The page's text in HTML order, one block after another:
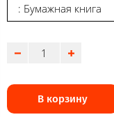
: Бумажная книга
В корзину